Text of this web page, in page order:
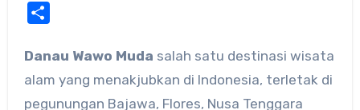
Danau Wawo Muda salah satu destinasi wisata
alam yang menakjubkan di Indonesia, terletak di
pegunungan Bajawa, Flores, Nusa Tenggara